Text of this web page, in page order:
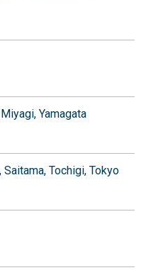
Miyagi Yamagata
Saitama Tochigi Tokyo